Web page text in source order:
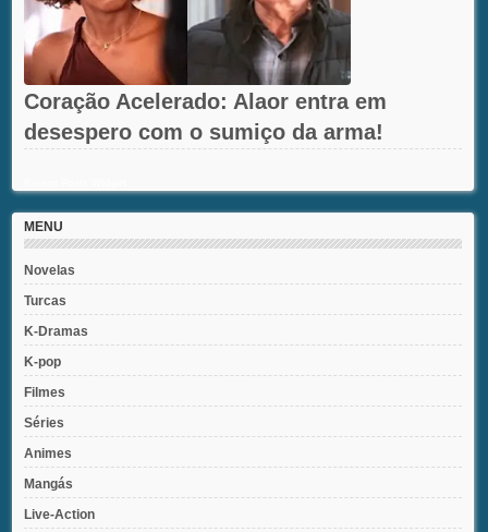
Coração Acelerado: Alaor entra em
desespero com o sumiço da arma!
MENU
Novelas
Turcas
K-Dramas
K-pop
Filmes
Séries
Animes
Mangás
Live-Action